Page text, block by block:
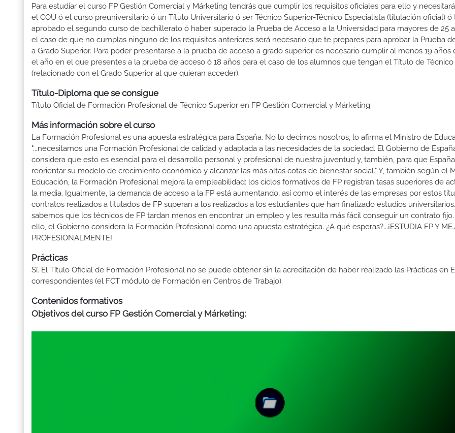
Para estudiar el curso FP Gestión Comercial y Márketing tendrás que cumplir los requisitos oficiales para ello y
el COU ó el curso preuniversitario ó un Título Universitario ó ser Técnico Superior-Técnico Especialista (titulación oficial) ó
aprobado el segundo curso de bachillerato ó haber superado la Prueba de Acceso a la Universidad para mayores de 25
el caso de que no cumplas ninguno de los requisitos anteriores será necesario que te prepares para aprobar la Prueba
a Grado Superior. Para poder presentarse a la prueba de acceso a grado superior es necesario cumplir al menos 19 años
el año en el que presentes a la prueba de acceso ó 18 años para el caso de los alumnos que tengan el Título de Técnico
(relacionado con el Grado Superior al que quieran acceder).
Título-Diploma que se consigue
Título Oficial de Formación Profesional de Técnico Superior en FP Gestión Comercial y Márketing
Más información sobre el curso
La Formación Profesional es una apuesta estratégica para España. No lo decimos nosotros, lo afirma el Ministro de
"...necesitamos una Formación Profesional de calidad y adaptada a las necesidades de la sociedad. El Gobierno de
considera que esto es esencial para el desarrollo personal y profesional de nuestra juventud y, también, para que
reorientar su modelo de crecimiento económico y alcanzar las más altas cotas de bienestar social." Y, también según el
Educación, la Formación Profesional mejora la empleabilidad: los ciclos formativos de FP registran tasas superiores de
la media. Igualmente, la demanda de acceso a la FP está aumentando, así como el interés de las empresas por estos
contratos realizados a titulados de FP superan a los realizados a los estudiantes que han finalizado estudios
sabemos que los técnicos de FP tardan menos en encontrar un empleo y les resulta más fácil conseguir un contrato
ello, el Gobierno considera la Formación Profesional como una apuesta estratégica. ¿A qué esperas?...¡ESTUDIA FP Y
PROFESIONALMENTE!
Prácticas
Sí. El Título Oficial de Formación Profesional no se puede obtener sin la acreditación de haber realizado las Prácticas en
correspondientes (el FCT módulo de Formación en Centros de Trabajo).
Contenidos formativos
Objetivos del curso FP Gestión Comercial y Márketing: